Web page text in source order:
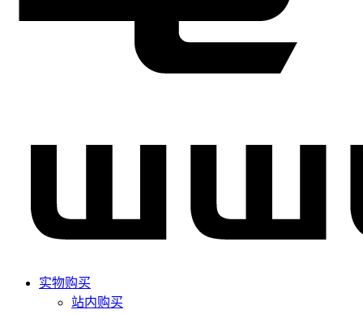
实物购买
站内购买